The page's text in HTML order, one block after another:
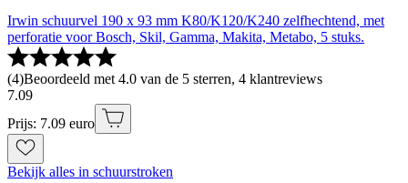
Irwin schuurvel 190 x 93 mm K80/K120/K240 zelfhechtend, met
perforatie voor Bosch, Skil, Gamma, Makita, Metabo, 5 stuks.
(4)Beoordeeld met 4.0 van de 5 sterren, 4 klantreviews
7.09
Prijs: 7.09 euro
Bekijk alles in schuurstroken